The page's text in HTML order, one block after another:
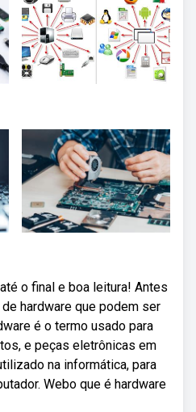
o final e boa leitura! Antes
hardware que podem ser
é o termo usado para
e peças eletrônicas em
na informática, para
Webo que é hardware